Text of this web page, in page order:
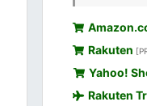
Rakuten
Yahoo!
Rakuten